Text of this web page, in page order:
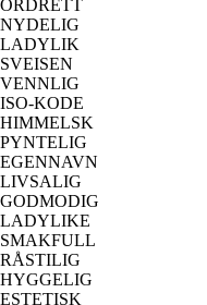
ORDRETT
NYDELIG
LADYLIK
SVEISEN
VENNLIG
ISO-KODE
HIMMELSK
PYNTELIG
EGENNAVN
LIVSALIG
GODMODIG
LADYLIKE
SMAKFULL
RÅSTILIG
HYGGELIG
ESTETISK